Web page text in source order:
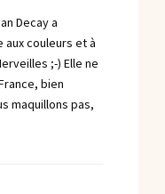
Decay a
couleurs et à
;-) Elle ne
bien
maquillons pas,